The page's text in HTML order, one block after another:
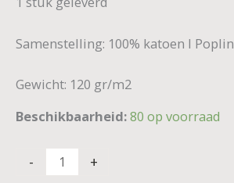
Samenstelling: 100% katoen I Poplin
Gewicht: 120 gr/m2
Beschikbaarheid:80 op voorraad
- +